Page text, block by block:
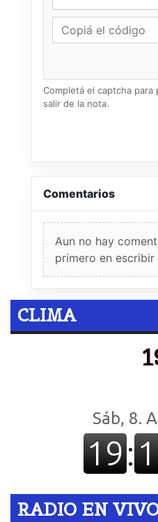
Completá el captcha
salir de la nota.
Comentarios
Aun no hay
primero en escribir
CLIMA
RADIO EN